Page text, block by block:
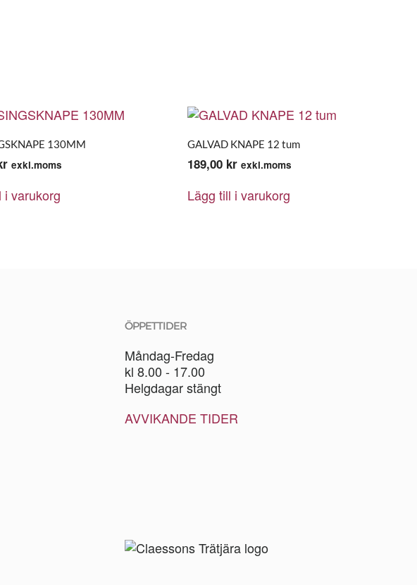
130MM
exkl.moms
i varukorg
GALVAD KNAPE 12 tum
189,00 kr exkl.moms
Lägg till i varukorg
ÖPPETTIDER
Måndag-Fredag
kl 8.00 - 17.00
Helgdagar stängt
AVVIKANDE TIDER